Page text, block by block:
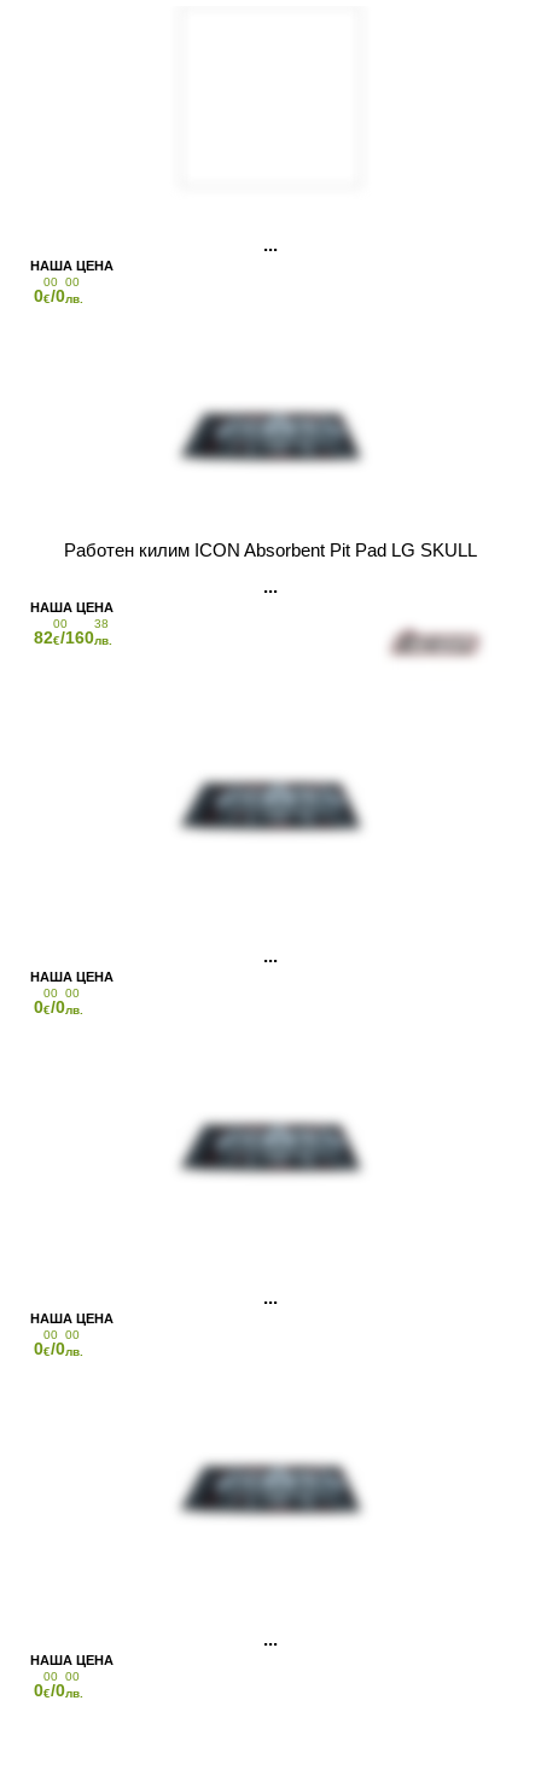
0
00
€/0
00
лв.
Работен килим ICON Absorbent Pit Pad LG SKULL
82
00
€/160
38
лв.
0
00
€/0
00
лв.
0
00
€/0
00
лв.
0
00
€/0
00
лв.